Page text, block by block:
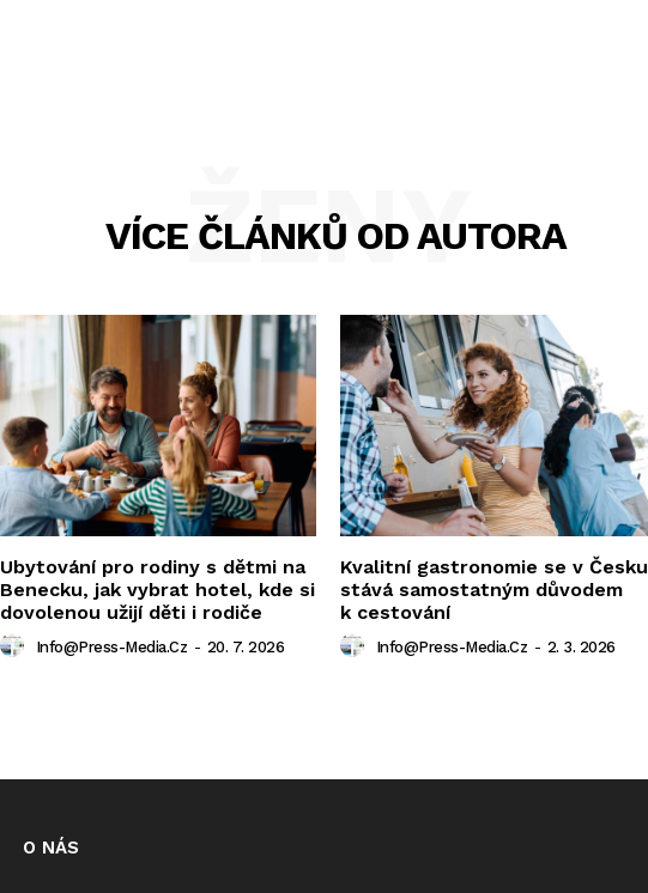
VÍCE ČLÁNKŮ OD AUTORA
ŽENY
Ubytování pro rodiny s dětmi na
Benecku, jak vybrat hotel, kde si
dovolenou užijí děti i rodiče
Info@press-Media.cz - 20. 7. 2026
Kvalitní gastronomie se v Česku
stává samostatným důvodem
k cestování
Info@press-Media.cz - 2. 3. 2026
O NÁS